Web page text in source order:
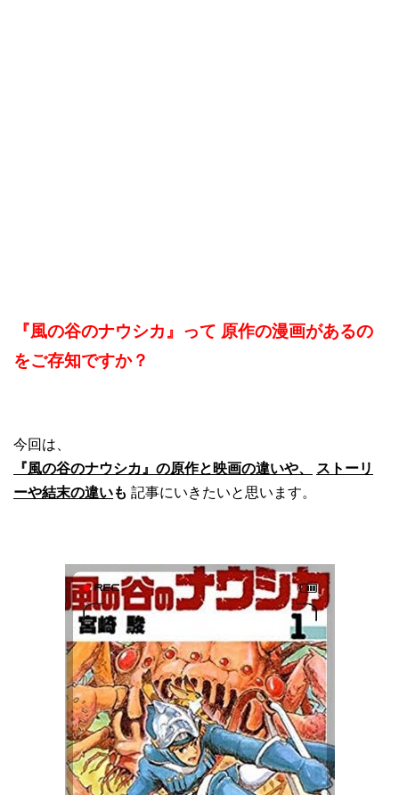
『風の谷のナウシカ』って 原作の漫画があるの
をご存知ですか？
今回は、
『風の谷のナウシカ』の原作と映画の違いや、
ストーリ
ーや結末の違いも 記事にいきたいと思います。